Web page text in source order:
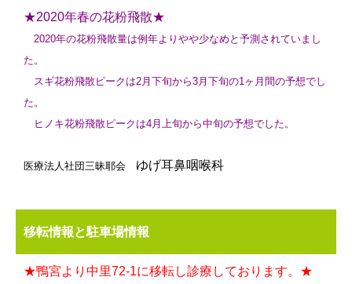
★2020年春の花粉飛散★
2020年の花粉飛散量は例年よりやや少なめと予測されていまし
た。
スギ花粉飛散ピークは2月下旬から3月下旬の1ヶ月間の予想でし
た。
ヒノキ花粉飛散ピークは4月上旬から中旬の予想でした。
医療法人社団三昧耶会 ゆげ耳鼻咽喉科
移転情報と駐車場情報
★鴨宮より中里72-1に移転し診療しております。★